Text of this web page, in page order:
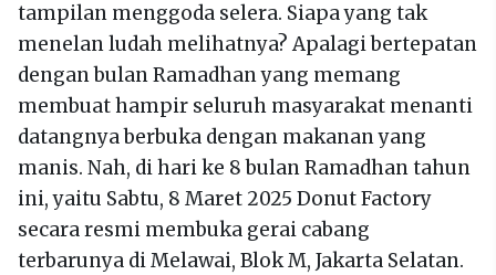
tampilan menggoda selera. Siapa yang tak
menelan ludah melihatnya? Apalagi bertepatan
dengan bulan Ramadhan yang memang
membuat hampir seluruh masyarakat menanti
datangnya berbuka dengan makanan yang
manis. Nah, di hari ke 8 bulan Ramadhan tahun
ini, yaitu Sabtu, 8 Maret 2025 Donut Factory
secara resmi membuka gerai cabang
terbarunya di Melawai, Blok M, Jakarta Selatan.